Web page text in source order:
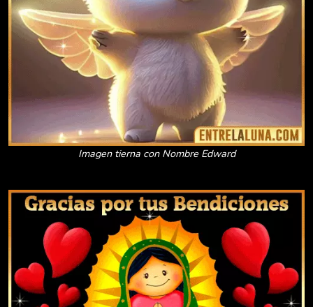
Imagen tierna con Nombre Edward